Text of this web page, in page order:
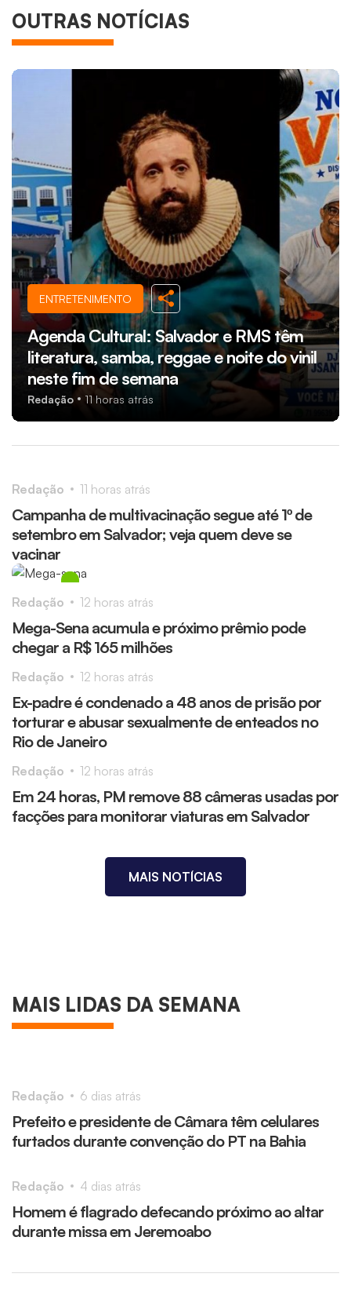
OUTRAS NOTÍCIAS
ENTRETENIMENTO
Agenda Cultural: Salvador e RMS têm
literatura, samba, reggae e noite do vinil
neste fim de semana
Redação 11 horas atrás
SEGURANÇA
Amigo de infância é preso por
envolvimento na morte de mototaxista
que rejeitou facção
Campanha de multivacinação segue até 1º de
setembro em Salvador; veja quem deve se
vacinar
Redação 11 horas atrás
Mega-Sena acumula e próximo prêmio pode
chegar a R$ 165 milhões
Redação 12 horas atrás
Ex-padre é condenado a 48 anos de prisão por
torturar e abusar sexualmente de enteados no
Rio de Janeiro
Redação 12 horas atrás
Em 24 horas, PM remove 88 câmeras usadas por
facções para monitorar viaturas em Salvador
Redação 12 horas atrás
MAIS NOTÍCIAS
MAIS LIDAS DA SEMANA
Jornalista e comentarista esportivo
Darino Sena é socorrido pelo Samu após
Prefeito e presidente de Câmara têm celulares
furtados durante convenção do PT na Bahia
Redação 6 dias atrás
Homem é flagrado defecando próximo ao altar
durante missa em Jeremoabo
Redação 4 dias atrás